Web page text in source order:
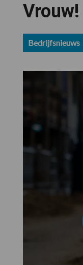
Vrouw!
Bedrijfsnieuws